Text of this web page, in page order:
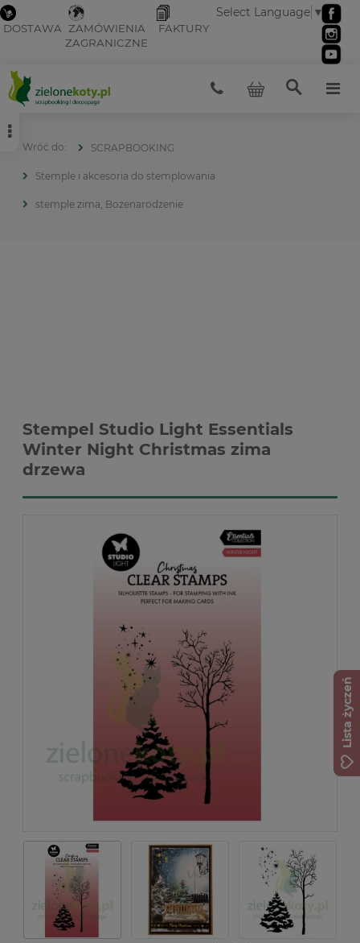
DOSTAWA ZAMÓWIENIA
ZAGRANICZNE
FAKTURY
Select Language ▼
SCRAPBOOKING
Stemple i akcesoria do stemplowania
stemple zima, Bożenarodzenie
Stempel Studio Light Essentials
Winter Night Christmas zima
drzewa
Lista życzeń